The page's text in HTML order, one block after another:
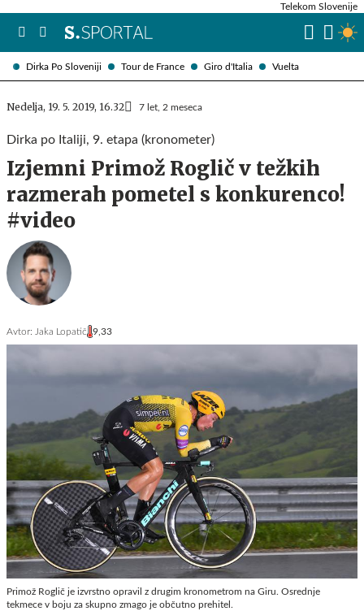
Dirka Po Sloveniji Tour de France Giro d'Italia Vuelta
Telekom Slovenije
Nedelja, 19. 5. 2019, 16.32 7 let, 2 meseca
Dirka po Italiji, 9. etapa (kronometer)
Izjemni Primož Roglič v težkih
razmerah pometel s konkurenco!
#video
Avtor: Jaka Lopatič 9,33
Primož Roglič je izvrstno opravil z drugim kronometrom na Giru. Osrednje
tekmece v boju za skupno zmago je občutno prehitel.